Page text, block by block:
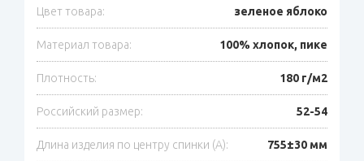
Цвет товара: зеленое яблоко
Материал товара: 100% хлопок, пике
Плотность: 180 г/м2
Российский размер: 52-54
Длина изделия по центру спинки (A): 755±30 мм